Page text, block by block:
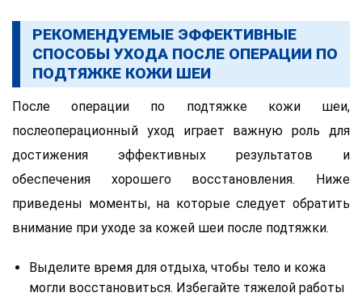
РЕКОМЕНДУЕМЫЕ ЭФФЕКТИВНЫЕ
СПОСОБЫ УХОДА ПОСЛЕ ОПЕРАЦИИ ПО
ПОДТЯЖКЕ КОЖИ ШЕИ
После операции по подтяжке кожи шеи,
послеоперационный уход играет важную роль для
достижения эффективных результатов и
обеспечения хорошего восстановления. Ниже
приведены моменты, на которые следует обратить
внимание при уходе за кожей шеи после подтяжки.
Выделите время для отдыха, чтобы тело и кожа
могли восстановиться. Избегайте тяжелой работы